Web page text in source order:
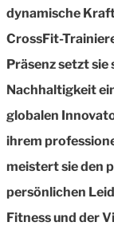
dynamische
CrossFit-
Präsenz setzt
Nachhaltigkeit
globalen
ihrem
meistert sie den
persönlichen
Fitness und der